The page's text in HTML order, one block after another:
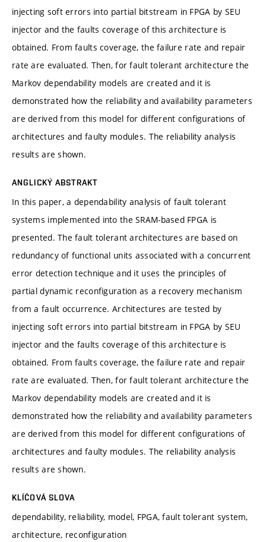
injecting soft errors into partial bitstream in FPGA by SEU
injector and the faults coverage of this architecture is
obtained. From faults coverage, the failure rate and repair
rate are evaluated. Then, for fault tolerant architecture the
Markov dependability models are created and it is
demonstrated how the reliability and availability parameters
are derived from this model for different configurations of
architectures and faulty modules. The reliability analysis
results are shown.
ANGLICKÝ ABSTRAKT
In this paper, a dependability analysis of fault tolerant
systems implemented into the SRAM-based FPGA is
presented. The fault tolerant architectures are based on
redundancy of functional units associated with a concurrent
error detection technique and it uses the principles of
partial dynamic reconfiguration as a recovery mechanism
from a fault occurrence. Architectures are tested by
injecting soft errors into partial bitstream in FPGA by SEU
injector and the faults coverage of this architecture is
obtained. From faults coverage, the failure rate and repair
rate are evaluated. Then, for fault tolerant architecture the
Markov dependability models are created and it is
demonstrated how the reliability and availability parameters
are derived from this model for different configurations of
architectures and faulty modules. The reliability analysis
results are shown.
KLÍČOVÁ SLOVA
dependability, reliability, model, FPGA, fault tolerant system,
architecture, reconfiguration